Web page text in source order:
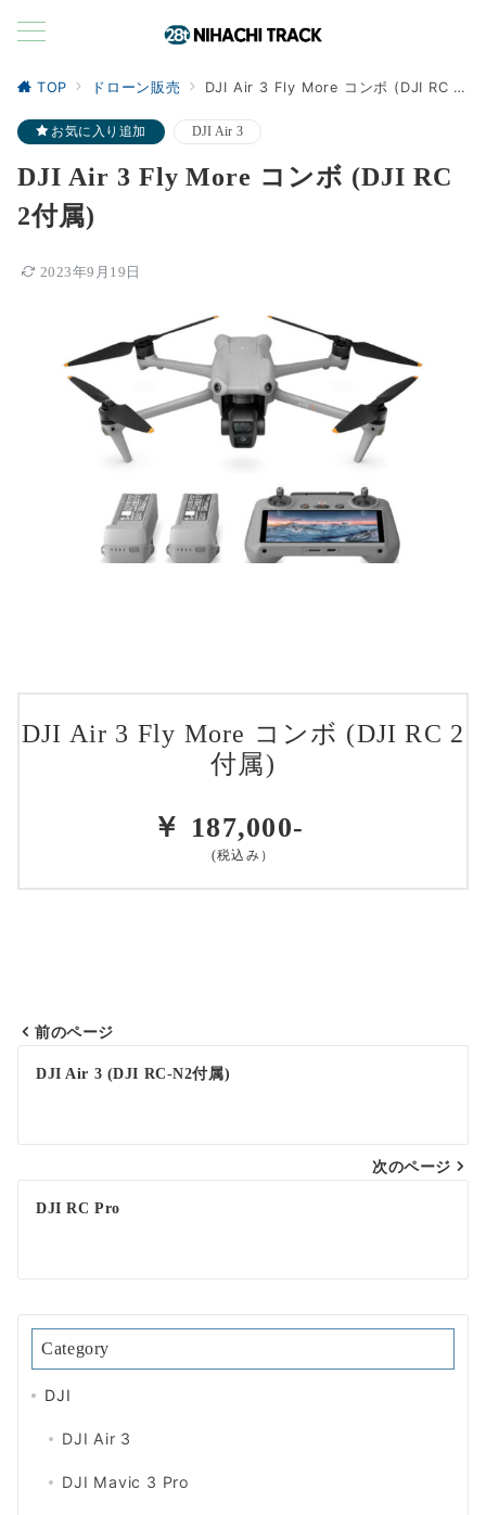
TOP ドローン販売 DJI Air 3 Fly More コンボ (DJI RC 2付属)
お気に入り追加 DJI Air 3
DJI Air 3 Fly More コンボ (DJI RC
2付属)
2023年9月19日
DJI Air 3 Fly More コンボ (DJI RC 2
付属)
￥ 187,000-
(税込み）
投
ビ
ゲ
シ
ョ
前のページ
DJI Air 3 (DJI RC-N2付属)
次のページ
DJI RC Pro
Category
DJI
DJI Air 3
DJI Mavic 3 Pro